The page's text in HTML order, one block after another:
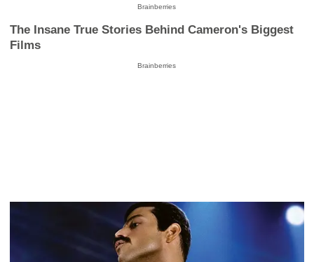
Brainberries
The Insane True Stories Behind Cameron's Biggest
Films
Brainberries